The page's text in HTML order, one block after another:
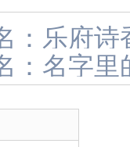
：乐府
：名字